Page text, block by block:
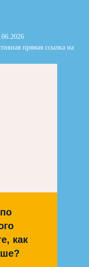
прямая ссылка на
как